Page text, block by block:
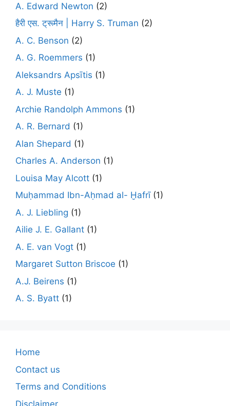
A. Edward Newton (2)
हैरी एस. ट्रूमैन | Harry S. Truman (2)
A. C. Benson (2)
A. G. Roemmers (1)
Aleksandrs Apsītis (1)
A. J. Muste (1)
Archie Randolph Ammons (1)
A. R. Bernard (1)
Alan Shepard (1)
Charles A. Anderson (1)
Louisa May Alcott (1)
Muḥammad Ibn-Aḥmad al- Ḫafrī(1)
A. J. Liebling (1)
Ailie J. E. Gallant (1)
A. E. van Vogt (1)
Margaret Sutton Briscoe (1)
A.J. Beirens (1)
A. S. Byatt (1)
Home
Contact us
Terms and Conditions
Disclaimer